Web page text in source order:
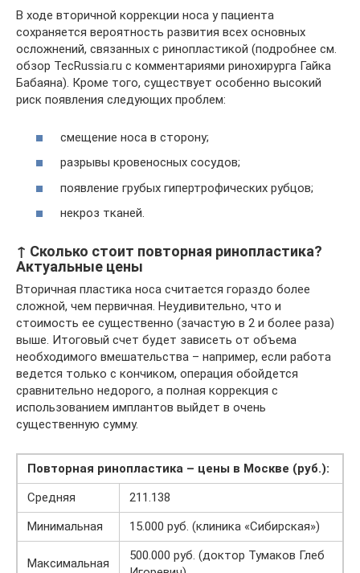
В ходе вторичной коррекции носа у пациента
сохраняется вероятность развития всех основных
осложнений, связанных с ринопластикой (подробнее см.
обзор TecRussia.ru с комментариями ринохирурга Гайка
Бабаяна). Кроме того, существует особенно высокий
риск появления следующих проблем:
смещение носа в сторону;
разрывы кровеносных сосудов;
появление грубых гипертрофических рубцов;
некроз тканей.
↑ Сколько стоит повторная ринопластика?
Актуальные цены
Вторичная пластика носа считается гораздо более
сложной, чем первичная. Неудивительно, что и
стоимость ее существенно (зачастую в 2 и более раза)
выше. Итоговый счет будет зависеть от объема
необходимого вмешательства – например, если работа
ведется только с кончиком, операция обойдется
сравнительно недорого, а полная коррекция с
использованием имплантов выйдет в очень
существенную сумму.
Повторная ринопластика – цены в Москве (руб.):
Средняя
211.138
Минимальная
15.000 руб. (клиника «Сибирская»)
Максимальная
500.000 руб. (доктор Тумаков Глеб